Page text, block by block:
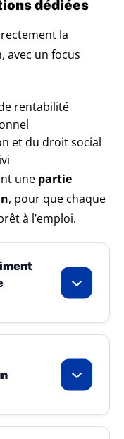
dédiées
la
avec un focus
rentabilité
et du droit social
une partie
, pour que chaque
à l’emploi.